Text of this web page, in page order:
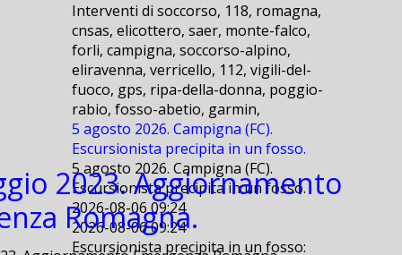
Interventi di soccorso, 118, romagna,
cnsas, elicottero, saer, monte-falco,
forli, campigna, soccorso-alpino,
eliravenna, verricello, 112, vigili-del-
fuoco, gps, ripa-della-donna, poggio-
rabio, fosso-abetio, garmin,
5 agosto 2026. Campigna (FC).
Escursionista precipita in un fosso.
5 agosto 2026. Campigna (FC).
Escursionista precipita in un fosso.
2026-08-06 09:24
2026-08-06 09:24
Escursionista precipita in un fosso:
2023. Aggiornamento
Romagna.